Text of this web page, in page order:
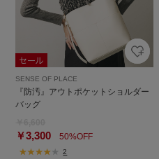
SENSE OF PLACE
『防汚』アウトポケットショルダー
バッグ
￥3,300 50%OFF
2